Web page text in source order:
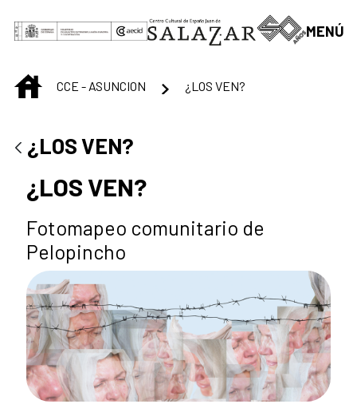
Saltar al contenido principal
MENÚ
INICIOCCE - ASUNCION ¿LOS VEN?
¿LOS VEN?
¿LOS VEN?
Fotomapeo comunitario de
Pelopincho